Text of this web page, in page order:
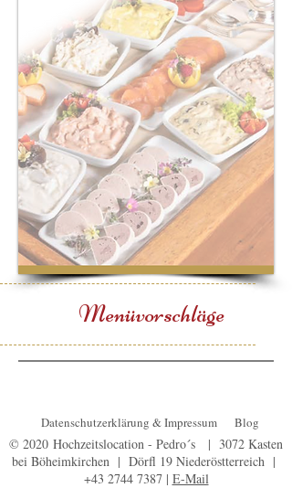
Menüvorschläge
Datenschutzerklärung & Impressum Blog
© 2020 Hochzeitslocation - Pedro´s | 3072 Kasten
bei Böheimkirchen | Dörfl 19 Niederöstterreich |
+43 2744 7387| E-Mail